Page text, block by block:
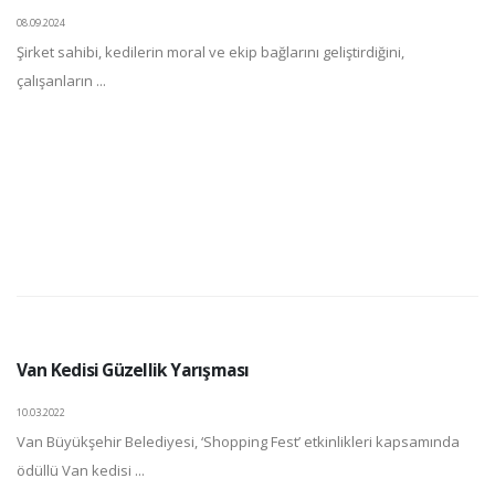
08.09.2024
Şirket sahibi, kedilerin moral ve ekip bağlarını geliştirdiğini,
çalışanların ...
Van Kedisi Güzellik Yarışması
10.03.2022
Van Büyükşehir Belediyesi, ‘Shopping Fest’ etkinlikleri kapsamında
ödüllü Van kedisi ...